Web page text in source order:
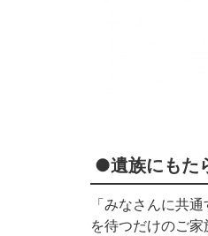
●遺族にもた
「みなさんに共
を待つだけのご